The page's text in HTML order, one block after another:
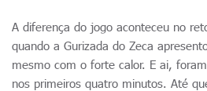
A diferença do jogo aconteceu no
quando a Gurizada do Zeca
mesmo com o forte calor. E ai,
nos primeiros quatro minutos. Até